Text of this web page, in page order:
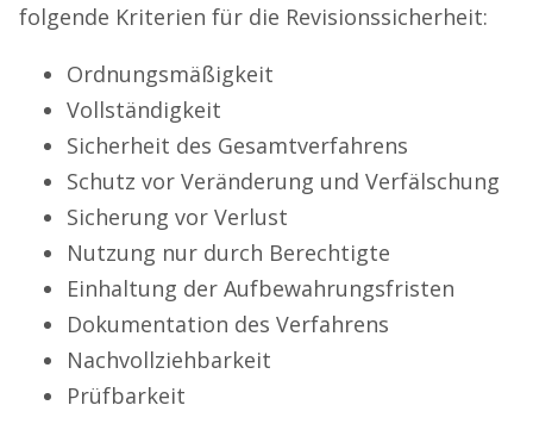
folgende Kriterien für die Revisionssicherheit:
Ordnungsmäßigkeit
Vollständigkeit
Sicherheit des Gesamtverfahrens
Schutz vor Veränderung und Verfälschung
Sicherung vor Verlust
Nutzung nur durch Berechtigte
Einhaltung der Aufbewahrungsfristen
Dokumentation des Verfahrens
Nachvollziehbarkeit
Prüfbarkeit